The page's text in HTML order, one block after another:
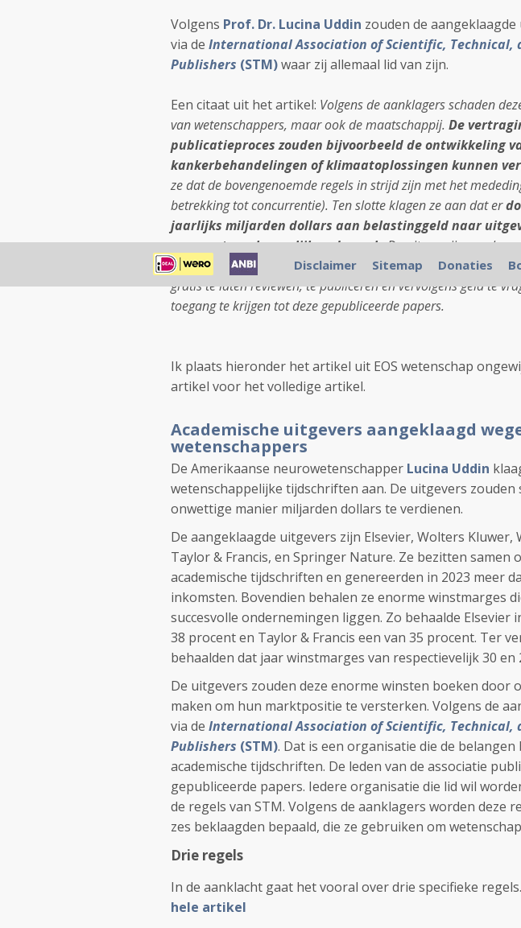
Volgens Prof. Dr. Lucina Uddin zouden de
via de International Association of Scientific, Technical,
Publishers (STM)waar zij allemaal lid van zijn.
Een citaat uit het artikel: Volgens de aanklagers schaden
van wetenschappers, maar ook de maatschappij. De
publicatieproces zouden bijvoorbeeld de ontwikkeling
kankerbehandelingen of klimaatoplossingen kunnen
ze dat de bovengenoemde regels in strijd zijn met het
betrekking tot concurrentie). Ten slotte klagen ze aan dat er
jaarlijks miljarden dollars aan belastinggeld naar
naar wetenschappelijk onderzoek. De uitgeverijen maken
winst door het werk van wetenschappers, dat grotendeels
gratis te laten reviewen, te publiceren en vervolgens geld te
toegang te krijgen tot deze gepubliceerde papers.
Ik plaats hieronder het artikel uit EOS wetenschap
artikel voor het volledige artikel.
Academische uitgevers aangeklaagd
wetenschappers
De Amerikaanse neurowetenschapper Lucina Uddin
wetenschappelijke tijdschriften aan. De uitgevers zouden
onwettige manier miljarden dollars te verdienen.
De aangeklaagde uitgevers zijn Elsevier, Wolters Kluwer,
Taylor & Francis, en Springer Nature. Ze bezitten samen
academische tijdschriften en genereerden in 2023 meer
inkomsten. Bovendien behalen ze enorme winstmarges
succesvolle ondernemingen liggen. Zo behaalde Elsevier
38 procent en Taylor & Francis een van 35 procent. Ter
behaalden dat jaar winstmarges van respectievelijk 30 en
De uitgevers zouden deze enorme winsten boeken door
maken om hun marktpositie te versterken. Volgens de
via de International Association of Scientific, Technical,
Publishers (STM). Dat is een organisatie die de
academische tijdschriften. De leden van de associatie
gepubliceerde papers. Iedere organisatie die lid wil
de regels van STM. Volgens de aanklagers worden deze
zes beklaagden bepaald, die ze gebruiken om
Drie regels
In de aanklacht gaat het vooral over drie specifieke regels.
hele artikel
Disclaimer Sitemap Donaties